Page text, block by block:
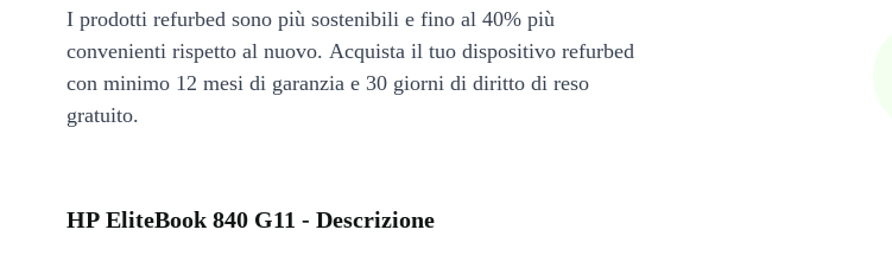
I prodotti refurbed sono più sostenibili e fino al 40% più
convenienti rispetto al nuovo. Acquista il tuo dispositivo refurbed
con minimo 12 mesi di garanzia e 30 giorni di diritto di reso
gratuito.
HP EliteBook 840 G11 - Descrizione